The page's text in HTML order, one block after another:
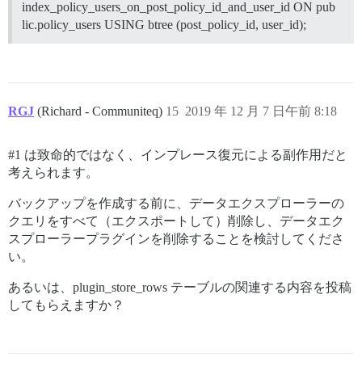
index_policy_users_on_post_policy_id_and_user_id ON pub
lic.policy_users USING btree (post_policy_id, user_id);
RGJ (Richard - Communiteq) 2019 年 12 月 7 日午前 8:18
15
#1 は致命的ではなく、インプレース復元による副作用だと
考えられます。
バックアップを作成する前に、データエクスプローラーの
クエリをすべて（エクスポートして）削除し、データエク
スプローラープラグインを削除することを検討してくださ
い。
あるいは、plugin_store_rows テーブルの関連する内容を投稿
してもらえますか？